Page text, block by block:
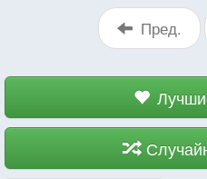
Мужчины не скрывают
Потом смычок поет о
О белом пламени берез,
Гремят в концертном
Гудят ветра, шумит вода
Как эта женщина красива!
Как бесконечно молода!
Пред.